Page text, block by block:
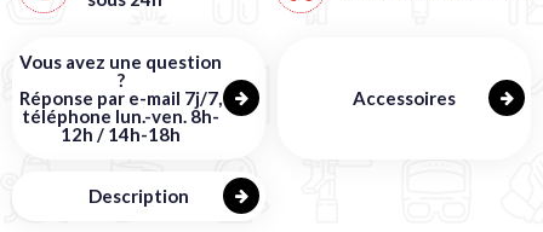
Vous avez une question
?
Réponse par e-mail 7j/7,
téléphone lun.-ven. 8h-
12h / 14h-18h
Accessoires
Description